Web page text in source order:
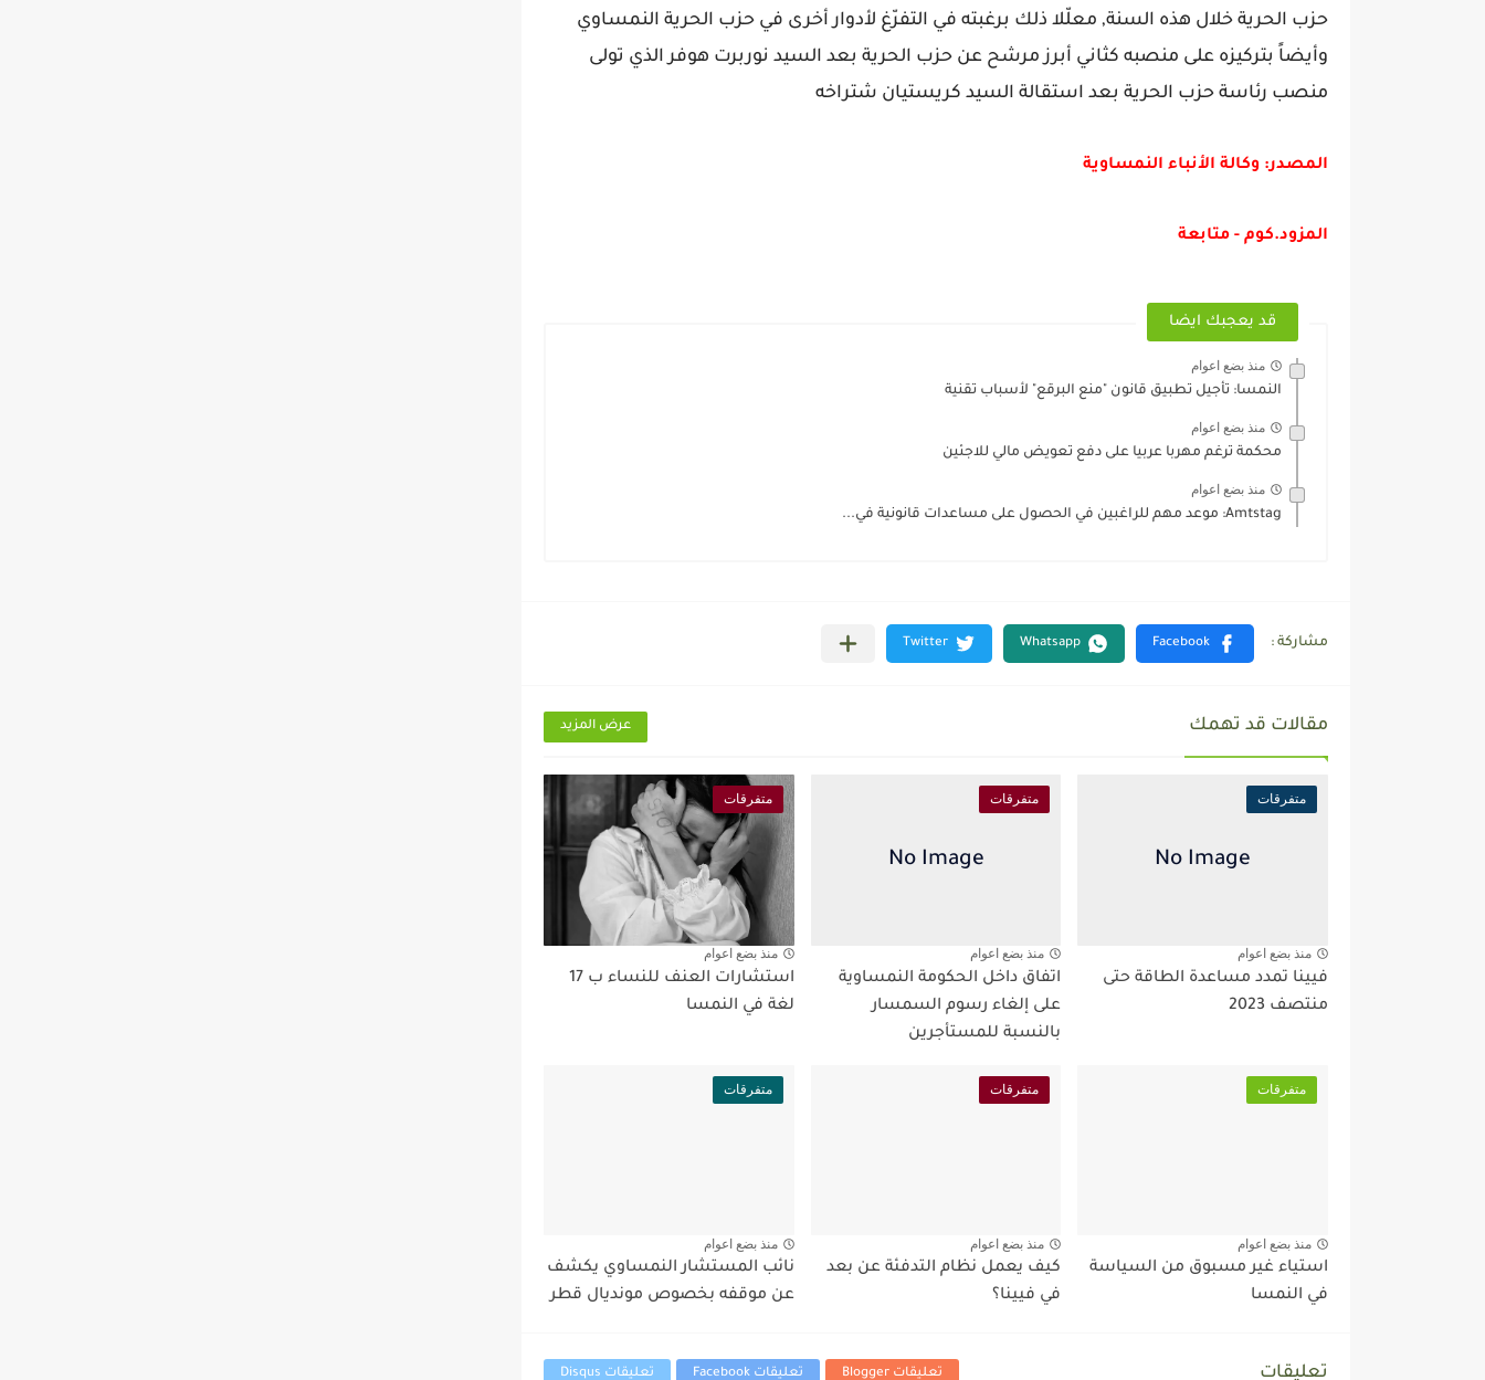
حزب الحرية خلال هذه السنة, معلّلا ذلك برغبته في التفرّغ لأدوار أخرى في حزب الحرية النمساوي
وأيضاً بتركيزه على منصبه كثاني أبرز مرشح عن حزب الحرية بعد السيد نوربرت هوفر الذي تولى
منصب رئاسة حزب الحرية بعد استقالة السيد كريستيان شتراخه
المصدر: وكالة الأنباء النمساوية
المزود.كوم - متابعة
قد يعجبك ايضا
منذ بضع اعوام
النمسا: تأجيل تطبيق قانون "منع البرقع" لأسباب تقنية
منذ بضع اعوام
محكمة ترغم مهربا عربيا على دفع تعويض مالي للاجئين
منذ بضع اعوام
Amtstag: موعد مهم للراغبين في الحصول على مساعدات قانونية في...
مقالات قد تهمك عرض المزيد
متفرقات
منذ بضع اعوام
فيينا تمدد مساعدة الطاقة حتى
منتصف 2023
متفرقات
منذ بضع اعوام
اتفاق داخل الحكومة النمساوية
على إلغاء رسوم السمسار
بالنسبة للمستأجرين
متفرقات
منذ بضع اعوام
استشارات العنف للنساء ب 17
لغة في النمسا
متفرقات
منذ بضع اعوام
استياء غير مسبوق من السياسة
في النمسا
متفرقات
منذ بضع اعوام
كيف يعمل نظام التدفئة عن بعد
في فيينا؟
متفرقات
منذ بضع اعوام
نائب المستشار النمساوي يكشف
عن موقفه بخصوص مونديال قطر
تعليقات تعليقات Blogger تعليقات Facebook تعليقات Disqus